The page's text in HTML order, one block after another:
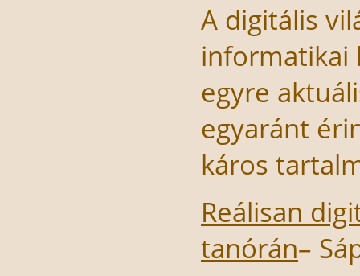
A digitális
informatikai
egyre
egyaránt
káros
Reálisan
tanórán–